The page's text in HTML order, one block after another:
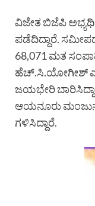
ವಿಜೇತ ಬಿಜೆಪಿ
ಪಡೆದಿದ್ದಾರೆ.
68,071 ಮತ
ಹೆಚ್.ಸಿ.ಯೋಗೀಶ್
ಜಯಭೇರಿ
ಆಯನೂರು
ಗಳಿಸಿದ್ದಾರೆ.